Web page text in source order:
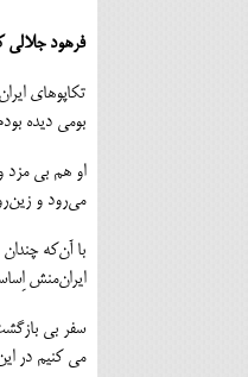
فرهود جلالی
تکاپوهای
بومی دیده
او هم بی مزد
می‌رود و
با آن‌که
ایران‌منش
سفر بی
می کنیم در